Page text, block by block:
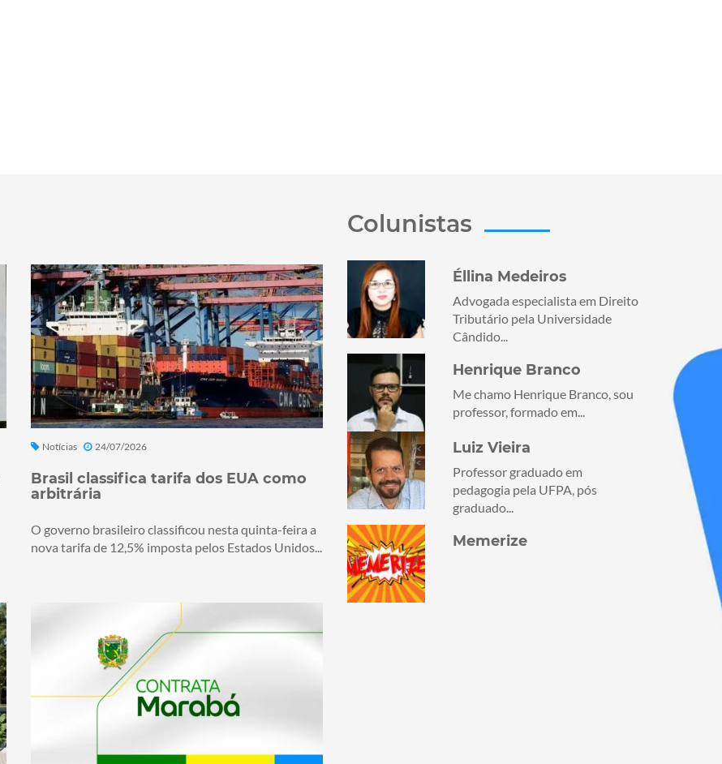
Notícias 24/07/2026
Brasil classifica tarifa dos EUA como
arbitrária
O governo brasileiro classificou nesta quinta-feira a
nova tarifa de 12,5% imposta pelos Estados Unidos...
Colunistas
Éllina Medeiros
Advogada especialista em Direito
Tributário pela Universidade
Cândido...
Henrique Branco
Me chamo Henrique Branco, sou
professor, formado em...
Luiz Vieira
Professor graduado em
pedagogia pela UFPA, pós
graduado...
Memerize